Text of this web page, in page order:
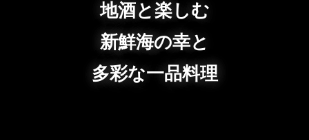
地酒と楽しむ
新鮮海の幸と
多彩な一品料理